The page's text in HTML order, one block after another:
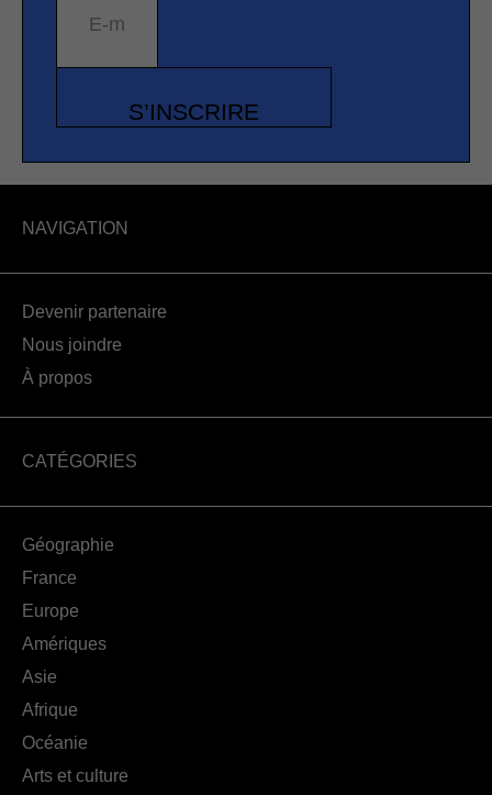
E-mail
S’INSCRIRE
NAVIGATION
Devenir partenaire
Nous joindre
À propos
CATÉGORIES
Géographie
France
Europe
Amériques
Asie
Afrique
Océanie
Arts et culture